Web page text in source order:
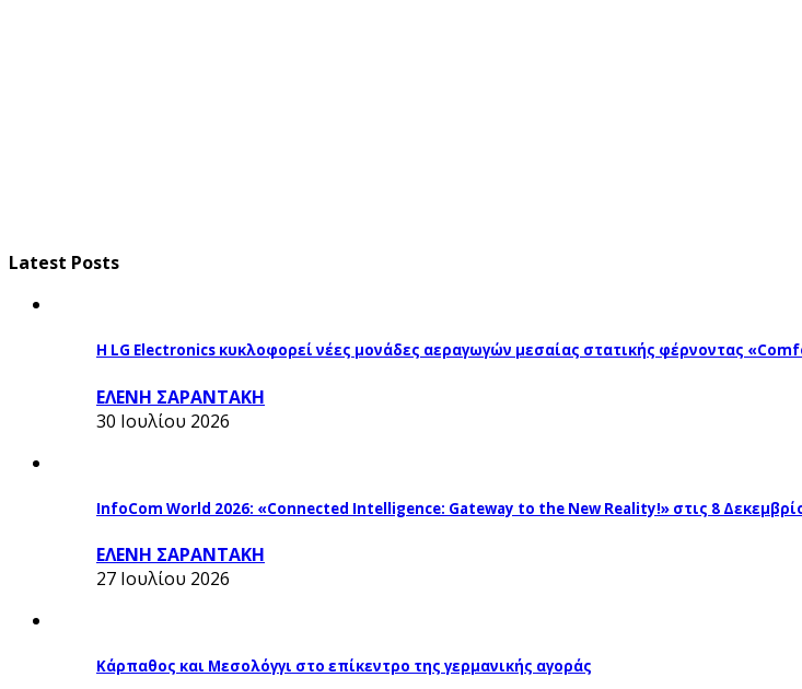
Latest Posts
Η LG Electronics κυκλοφορεί νέες μονάδες αεραγωγών μεσαίας στατικής φέρνοντας
ΕΛΕΝΗ ΣΑΡΑΝΤΑΚΗ
30 Ιουλίου 2026
InfoCom World 2026: «Connected Intelligence: Gateway to the New Reality!» στις 8
ΕΛΕΝΗ ΣΑΡΑΝΤΑΚΗ
27 Ιουλίου 2026
Κάρπαθος και Μεσολόγγι στο επίκεντρο της γερμανικής αγοράς